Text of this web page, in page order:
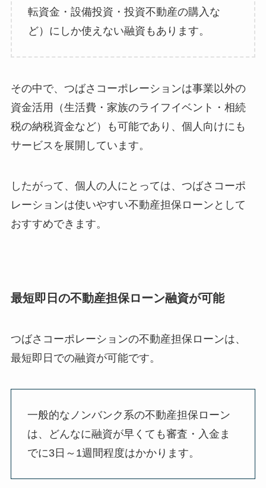
転資金・設備投資・投資不動産の購入な
ど）にしか使えない融資もあります。
その中で、つばさコーポレーションは事業以外の
資金活用（生活費・家族のライフイベント・相続
税の納税資金など）も可能であり、個人向けにも
サービスを展開しています。
したがって、個人の人にとっては、つばさコーポ
レーションは使いやすい不動産担保ローンとして
おすすめできます。
最短即日の不動産担保ローン融資が可能
つばさコーポレーションの不動産担保ローンは、
最短即日での融資が可能です。
一般的なノンバンク系の不動産担保ローン
は、どんなに融資が早くても審査・入金ま
でに3日～1週間程度はかかります。